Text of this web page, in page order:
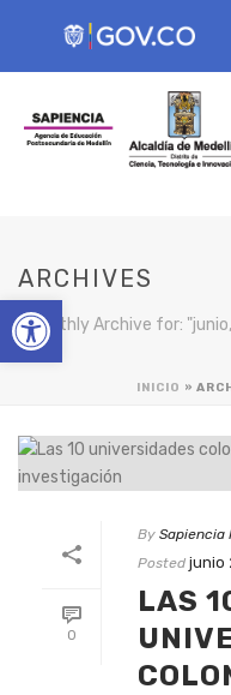
Open
ARCHIVES
Monthly Archive for:
INICIO »
0
By Sapiencia
Posted junio
LAS